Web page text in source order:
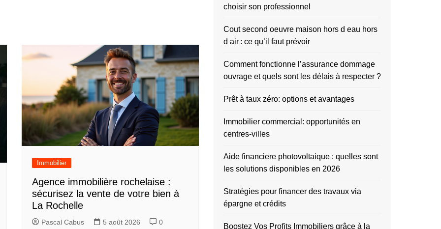
Immobilier
Agence immobilière rochelaise :
sécurisez la vente de votre bien à
La Rochelle
Pascal Cabus 5 août 2026 0
choisir son professionnel
Cout second oeuvre maison hors d eau hors
d air : ce qu’il faut prévoir
Comment fonctionne l’assurance dommage
ouvrage et quels sont les délais à respecter ?
Prêt à taux zéro: options et avantages
Immobilier commercial: opportunités en
centres-villes
Aide financiere photovoltaique : quelles sont
les solutions disponibles en 2026
Stratégies pour financer des travaux via
épargne et crédits
Boostez Vos Profits Immobiliers grâce à la